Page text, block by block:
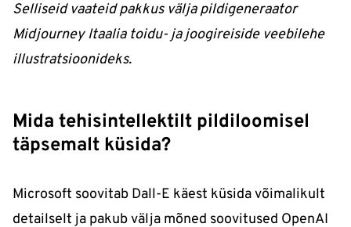
Selliseid vaateid pakkus välja pildigeneraator
Midjourney Itaalia toidu- ja joogireiside veebilehe
illustratsioonideks.
Mida tehisintellektilt pildiloomisel
täpsemalt küsida?
Microsoft soovitab Dall-E käest küsida võimalikult
detailselt ja pakub välja mõned soovitused OpenAI